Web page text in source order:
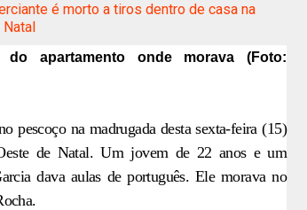
é morto a tiros dentro de casa na
Natal
apartamento onde morava (Foto:
pescoço na madrugada desta sexta-feira (15)
de Natal. Um jovem de 22 anos e um
dava aulas de português. Ele morava no